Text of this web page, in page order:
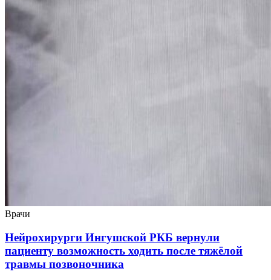
Врачи
Нейрохирурги Ингушской РКБ вернули
пациенту возможность ходить после тяжёлой
травмы позвоночника